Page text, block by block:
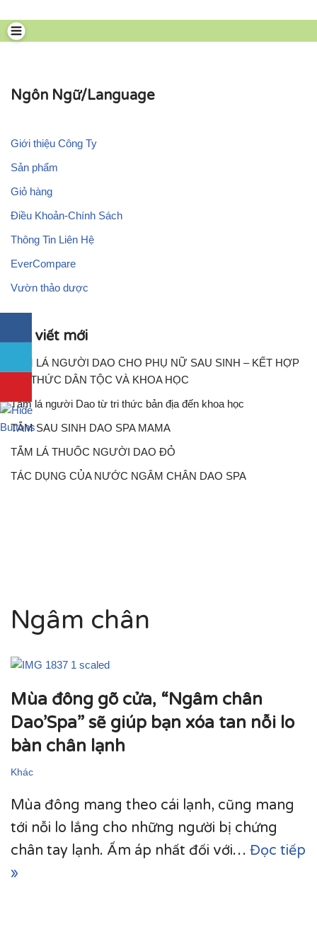
Chuyển
dung
Ngôn Ngữ/Language
Giới thiệu Công Ty
Sản phẩm
Giỏ hàng
Điều Khoản-Chính Sách
Thông Tin Liên Hệ
EverCompare
Vườn thảo dược
Bài viết mới
TẮM LÁ NGƯỜI DAO CHO PHỤ NỮ SAU SINH – KẾT HỢP
TRI THỨC DÂN TỘC VÀ KHOA HỌC
Tắm lá người Dao từ tri thức bản địa đến khoa học
TẮM SAU SINH DAO SPA MAMA
TẮM LÁ THUỐC NGƯỜI DAO ĐỎ
TÁC DỤNG CỦA NƯỚC NGÂM CHÂN DAO SPA
Ngâm chân
Mùa đông gõ cửa, “Ngâm chân
Dao’Spa” sẽ giúp bạn xóa tan nỗi lo
bàn chân lạnh
Khác
Mùa đông mang theo cái lạnh, cũng mang
tới nỗi lo lắng cho những người bị chứng
chân tay lạnh. Ấm áp nhất đối với… Đọc tiếp
»